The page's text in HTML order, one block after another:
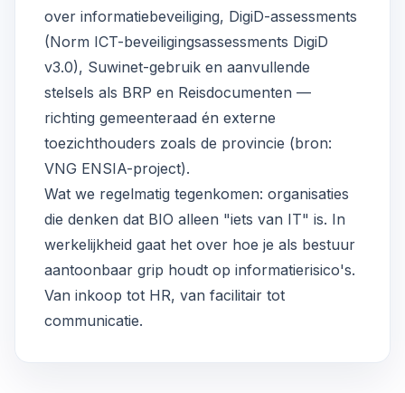
over informatiebeveiliging, DigiD-assessments
(Norm ICT-beveiligingsassessments DigiD
v3.0), Suwinet-gebruik en aanvullende
stelsels als BRP en Reisdocumenten —
richting gemeenteraad én externe
toezichthouders zoals de provincie (bron:
VNG ENSIA-project).
Wat we regelmatig tegenkomen: organisaties
die denken dat BIO alleen "iets van IT" is. In
werkelijkheid gaat het over hoe je als bestuur
aantoonbaar grip houdt op informatierisico's.
Van inkoop tot HR, van facilitair tot
communicatie.